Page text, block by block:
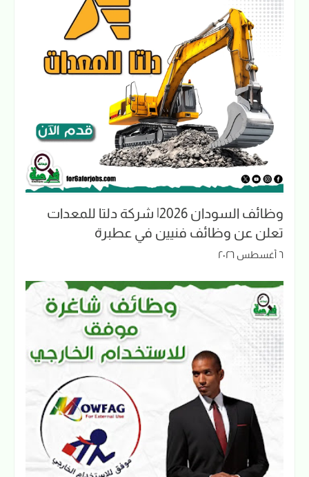
وظائف السودان 2026| شركة دلتا للمعدات
تعلن عن وظائف فنيين في عطبرة
٦ أغسطس ٢٠٢٦